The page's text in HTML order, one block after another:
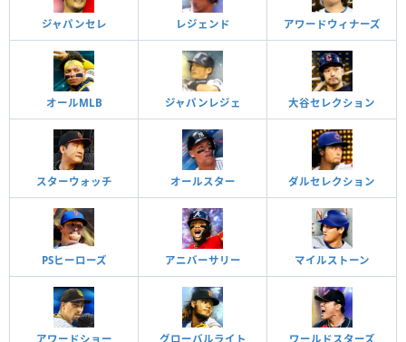
ジャパンセレ レジェンド アワードウィナーズ
オールMLB ジャパンレジェ 大谷セレクション
スターウォッチ オールスター ダルセレクション
PSヒーローズ アニバーサリー マイルストーン
アワードショー グローバルライト ワールドスターズ